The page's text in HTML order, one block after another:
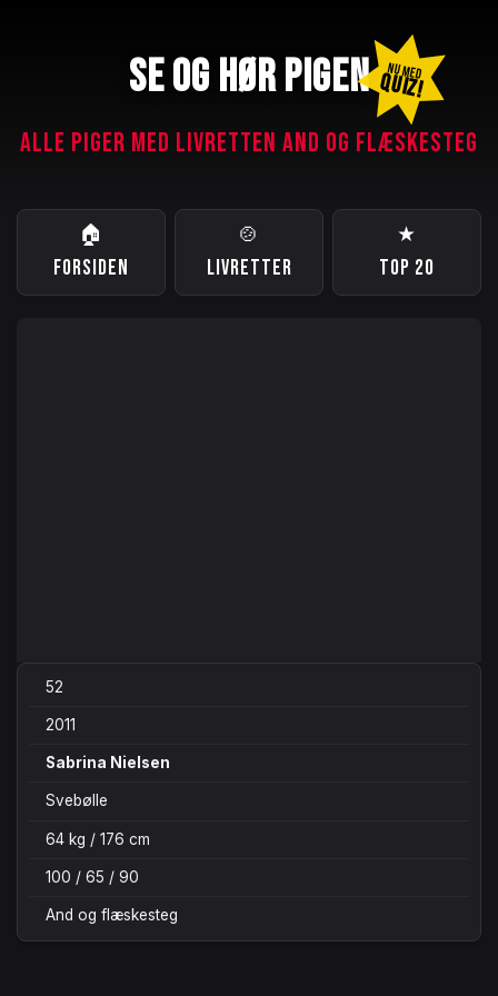
SE OG HØR PIGEN NU MED
QUIZ!
ALLE PIGER MED LIVRETTEN AND OG FLÆSKESTEG
🏠
FORSIDEN
🍲
LIVRETTER
★
TOP 20
52
2011
Sabrina Nielsen
Svebølle
64 kg / 176 cm
100 / 65 / 90
And og flæskesteg